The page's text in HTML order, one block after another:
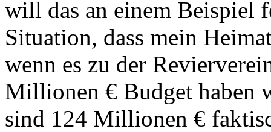
will das an einem Beispiel
Situation, dass mein
wenn es zu der
Millionen € Budget haben
sind 124 Millionen €